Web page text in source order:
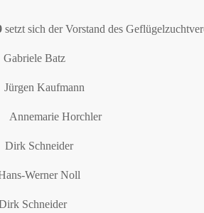
setzt sich der Vorstand des
Batz
Kaufmann
Horchler
Schneider
Werner Noll
Schneider